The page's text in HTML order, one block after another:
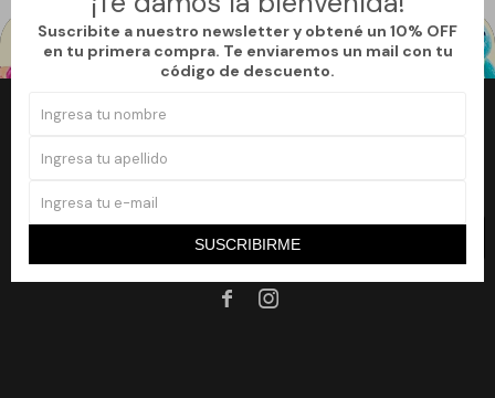
Suscribite a nuestro newsletter y obtené un 10% OFF
en tu primera compra. Te enviaremos un mail con tu
código de descuento.
SUSCRIBIRME
¡Suscribite a nuestro newsletter y accedé a un 10% off en tu primera
 